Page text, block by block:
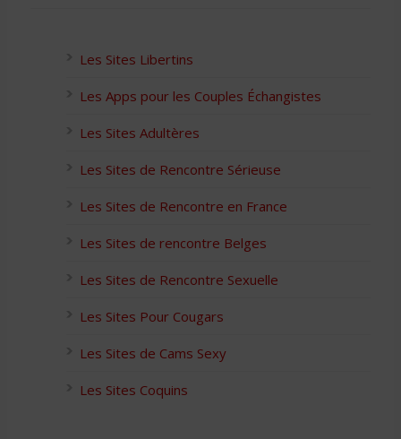
Les Sites Libertins
Les Apps pour les Couples Échangistes
Les Sites Adultères
Les Sites de Rencontre Sérieuse
Les Sites de Rencontre en France
Les Sites de rencontre Belges
Les Sites de Rencontre Sexuelle
Les Sites Pour Cougars
Les Sites de Cams Sexy
Les Sites Coquins